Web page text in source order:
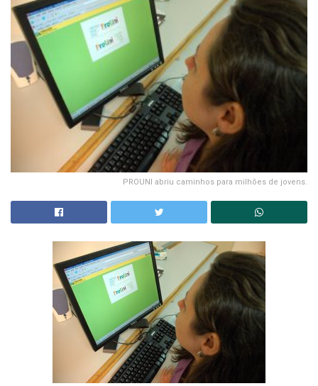
PROUNI abriu caminhos para milhões de jovens.